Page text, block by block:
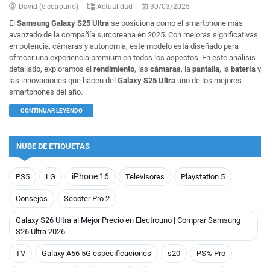
David (electrouno) Actualidad 30/03/2025
El Samsung Galaxy S25 Ultra se posiciona como el smartphone más
avanzado de la compañía surcoreana en 2025. Con mejoras significativas
en potencia, cámaras y autonomía, este modelo está diseñado para
ofrecer una experiencia premium en todos los aspectos. En este análisis
detallado, exploramos el rendimiento, las cámaras, la pantalla, la batería y
las innovaciones que hacen del Galaxy S25 Ultra uno de los mejores
smartphones del año.
CONTINUAR LEYENDO
NUBE DE ETIQUETAS
PS5 LG iPhone 16 Televisores Playstation 5
Consejos Scooter Pro 2
Galaxy S26 Ultra al Mejor Precio en Electrouno | Comprar Samsung
S26 Ultra 2026
TV Galaxy A56 5G especificaciones s20 PS% Pro